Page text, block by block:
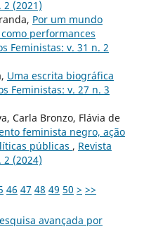
2 (2021)
Por um mundo
performances
Feministas: v. 31 n. 2
Uma escrita biográfica
Feministas: v. 27 n. 3
Carla Bronzo, Flávia de
feminista negro, ação
públicas , Revista
2 (2024)
46 47 48 49 50 > >>
avançada por